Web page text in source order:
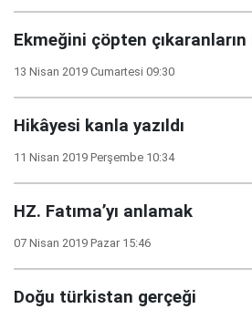
Ekmeğini çöpten
13 Nisan 2019 Cumartesi 09:30
Hikâyesi kanla yazıldı
11 Nisan 2019 Perşembe 10:34
HZ. Fatıma’yı anlamak
07 Nisan 2019 Pazar 15:46
Doğu türkistan gerçeği